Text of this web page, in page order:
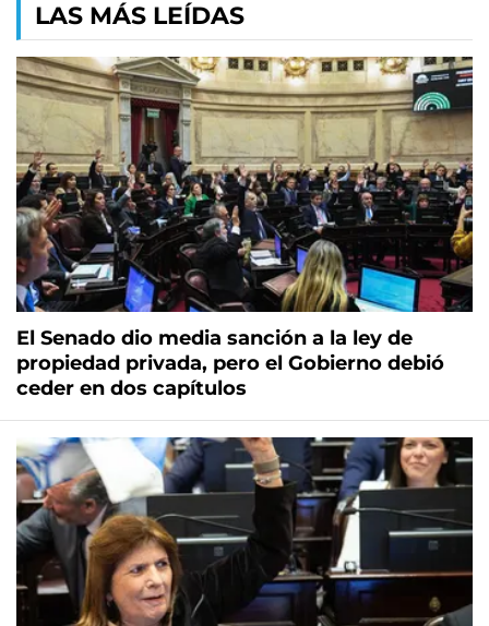
LAS MÁS LEÍDAS
El Senado dio media sanción a la ley de
propiedad privada, pero el Gobierno debió
ceder en dos capítulos